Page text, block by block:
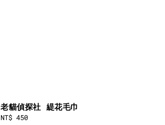
老貓偵探社 緹花毛巾
Regular
NT$ 450